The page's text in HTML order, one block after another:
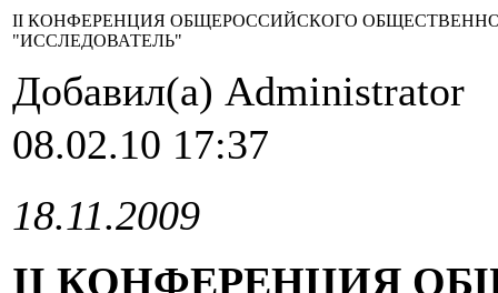
II КОНФЕРЕНЦИЯ ОБЩЕРОССИЙСКОГО
"ИССЛЕДОВАТЕЛЬ"
Добавил(а) Administrator
08.02.10 17:37
18.11.2009
II КОНФЕРЕНЦИЯ